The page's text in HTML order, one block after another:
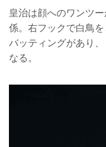
皇治は顔へのワンツ
係。右フックで白鳥
バッティングがあり
なる。